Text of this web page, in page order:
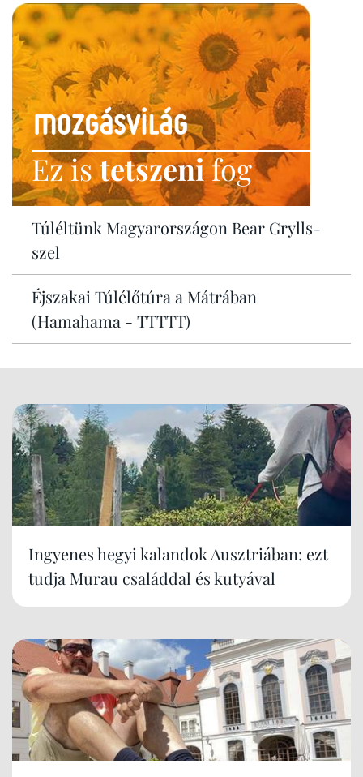
Ez istetszenifog
Túléltünk Magyarországon Bear Grylls-
szel
Éjszakai Túlélőtúra a Mátrában
(Hamahama - TTTTT)
Ingyenes hegyi kalandok Ausztriában: ezt
tudja Murau családdal és kutyával